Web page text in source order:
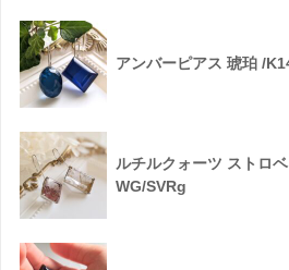
アンバーピアス 琥珀 /
ルチルクォーツ ストロ
WG/SVRg